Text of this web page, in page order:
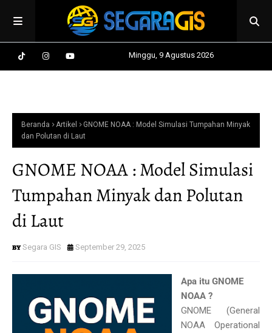
Minggu, 9 Agustus 2026
Beranda Artikel
GNOME NOAA : Model Simulasi Tumpahan Minyak
dan Polutan di Laut
GNOME NOAA : Model Simulasi
Tumpahan Minyak dan Polutan
di Laut
Segara GIS September 29, 2025
Apa itu GNOME
NOAA ?
GNOME (General
NOAA Operational